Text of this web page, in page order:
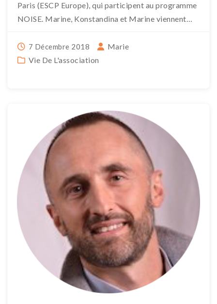
Paris (ESCP Europe), qui participent au programme
NOISE. Marine, Konstandina et Marine viennent
7 Décembre 2018
Marie
Vie De L'association